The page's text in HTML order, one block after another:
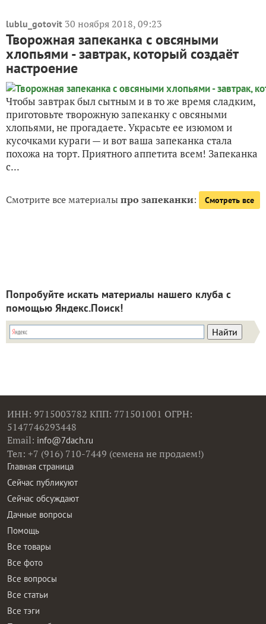
lublu_gotovit 30 ноября 2018, 09:23
Творожная запеканка с овсяными
хлопьями - завтрак, который создаёт
настроение
Чтобы завтрак был сытным и в то же время сладким,
приготовьте творожную запеканку с овсяными
хлопьями, не прогадаете. Украсьте ее изюмом и
кусочками кураги — и вот ваша запеканка стала
похожа на торт. Приятного аппетита всем! Запеканка
с...
Смотрите все материалыпро запеканки: Смотреть все
Попробуйте искать материалы нашего клуба с
помощью Яндекс.Поиск!
ИНН: 9715003782 КПП: 771501001 ОГРН:
5147746293448
Email: info@7dach.ru
Тел: +7 (916) 710-7449 (семена не продаем!)
Главная страница
Сейчас публикуют
Сейчас обсуждают
Дачные вопросы
Помощь
Все товары
Все фото
Все вопросы
Все статьи
Все тэги